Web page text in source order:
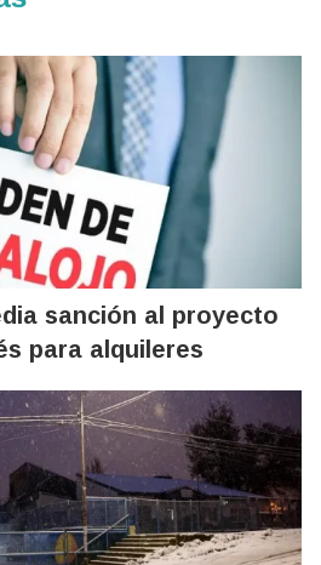
sanción al proyecto
para alquileres